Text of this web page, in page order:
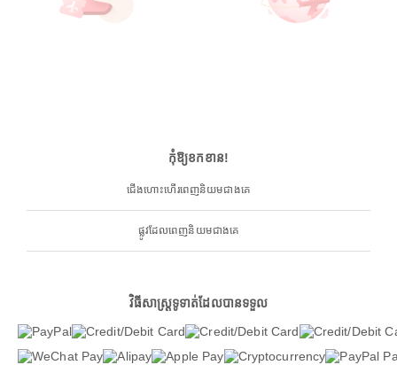
កុំឱ្យខកខាន!
ជើងហោះហើរពេញនិយមជាងគេ
ផ្លូវដែលពេញនិយមជាងគេ
វិធីសាស្ត្រទូទាត់ដែលបានទទួល